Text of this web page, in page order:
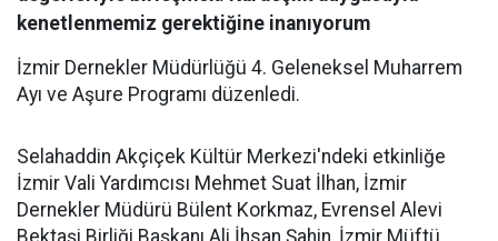
kenetlenmemiz gerektiğine inanıyorum
İzmir Dernekler Müdürlüğü 4. Geleneksel Muharrem
Ayı ve Aşure Programı düzenledi.
Selahaddin Akçiçek Kültür Merkezi'ndeki etkinliğe
İzmir Vali Yardımcısı Mehmet Suat İlhan, İzmir
Dernekler Müdürü Bülent Korkmaz, Evrensel Alevi
Bektaşi Birliği Başkanı Ali İhsan Şahin, İzmir Müftü